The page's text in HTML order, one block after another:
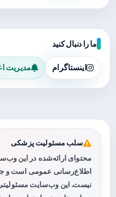
ما را دنبال کنید
اینستاگرام مدیریت
سلب مسئولیت پزشکی
محتوای ارائه‌شده در این
اطلاع‌رسانی عمومی است و
نیست. این وب‌سایت